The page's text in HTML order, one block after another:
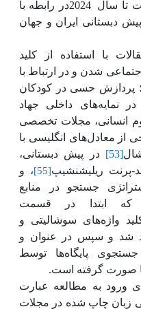
تا سال 2024در رابطه با
دبستانی ایران و جهان
با استفاده از کلید
شدن و در ارتباط با
پردازش حسی در کودکان
نمایه‌های داخلی جهاد
انسانی، مجلات تخصصی
از معادل‌های انگلیسی با
[53] در پیش دبستانی،
پرنت ریلیشنشیپ[55]، و
جستجو در منابع
که ابتدا در قسمت
واژه‌های
سوشالیتی و
شد و سپس در عنوان و
پایگاه‌ها توسط
صورت گرفته است.
ورود به مطالعه عبارت
زبان چاپ شده در مجلات